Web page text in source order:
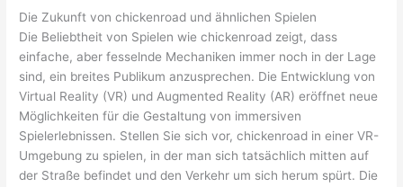
Die Zukunft von chickenroad und ähnlichen Spielen
Die Beliebtheit von Spielen wie chickenroad zeigt, dass
einfache, aber fesselnde Mechaniken immer noch in der Lage
sind, ein breites Publikum anzusprechen. Die Entwicklung von
Virtual Reality (VR) und Augmented Reality (AR) eröffnet neue
Möglichkeiten für die Gestaltung von immersiven
Spielerlebnissen. Stellen Sie sich vor, chickenroad in einer VR-
Umgebung zu spielen, in der man sich tatsächlich mitten auf
der Straße befindet und den Verkehr um sich herum spürt. Die